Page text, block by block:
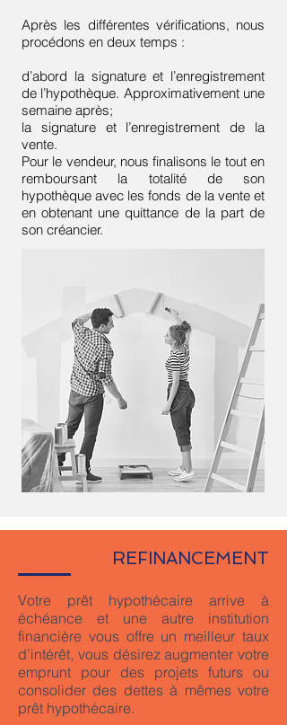
Après les différentes vérifications, nous
procédons en deux temps :
d’abord la signature et l’enregistrement
de l’hypothèque. Approximativement une
semaine après;
la signature et l’enregistrement de la
vente.
Pour le vendeur, nous finalisons le tout en
remboursant la totalité de son
hypothèque avec les fonds de la vente et
en obtenant une quittance de la part de
son créancier.
REFINANCEMENT
Votre prêt hypothécaire arrive à
échéance et une autre institution
financière vous offre un meilleur taux
d’intérêt, vous désirez augmenter votre
emprunt pour des projets futurs ou
consolider des dettes à mêmes votre
prêt hypothécaire.